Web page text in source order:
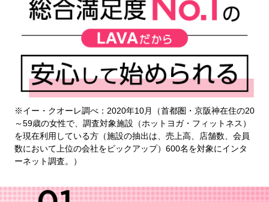
※イー・クオーレ調べ：2020年10月（首都圏・京阪神在住の20
～59歳の女性で、調査対象施設（ホットヨガ・フィットネス）
を現在利用している方（施設の抽出は、売上高、店舗数、会員
数において上位の会社をピックアップ）600名を対象にインタ
ーネット調査。）